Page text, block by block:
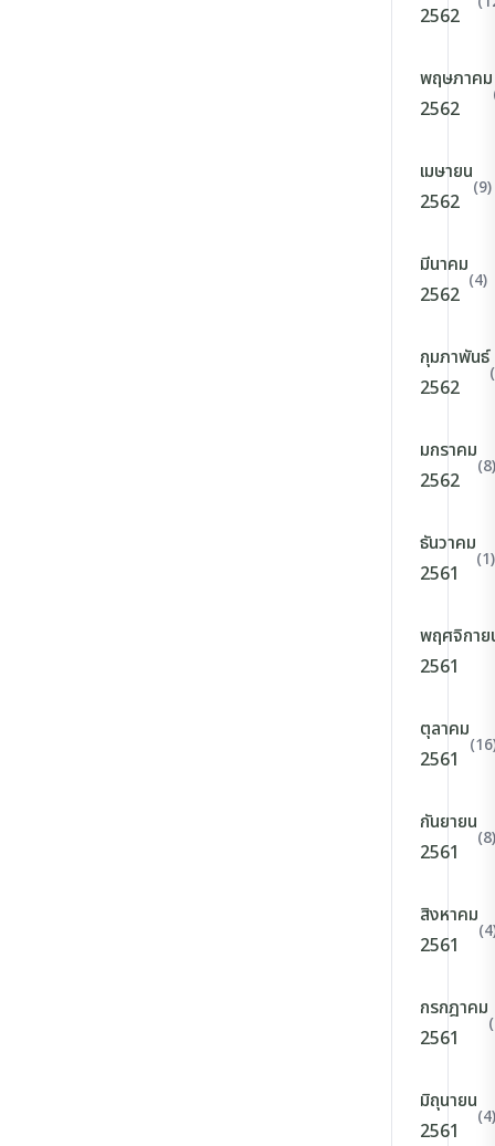
2562
พฤษภาคม
2562
เมษายน
2562
(9)
มีนาคม
2562
(4)
กุมภาพันธ์
2562
มกราคม
2562
(8)
ธันวาคม
2561
(1)
พฤศจิกาย
2561
ตุลาคม
2561
กันยายน
2561
(8)
สิงหาคม
2561
กรกฎาคม
2561
มิถุนายน
2561
(4)